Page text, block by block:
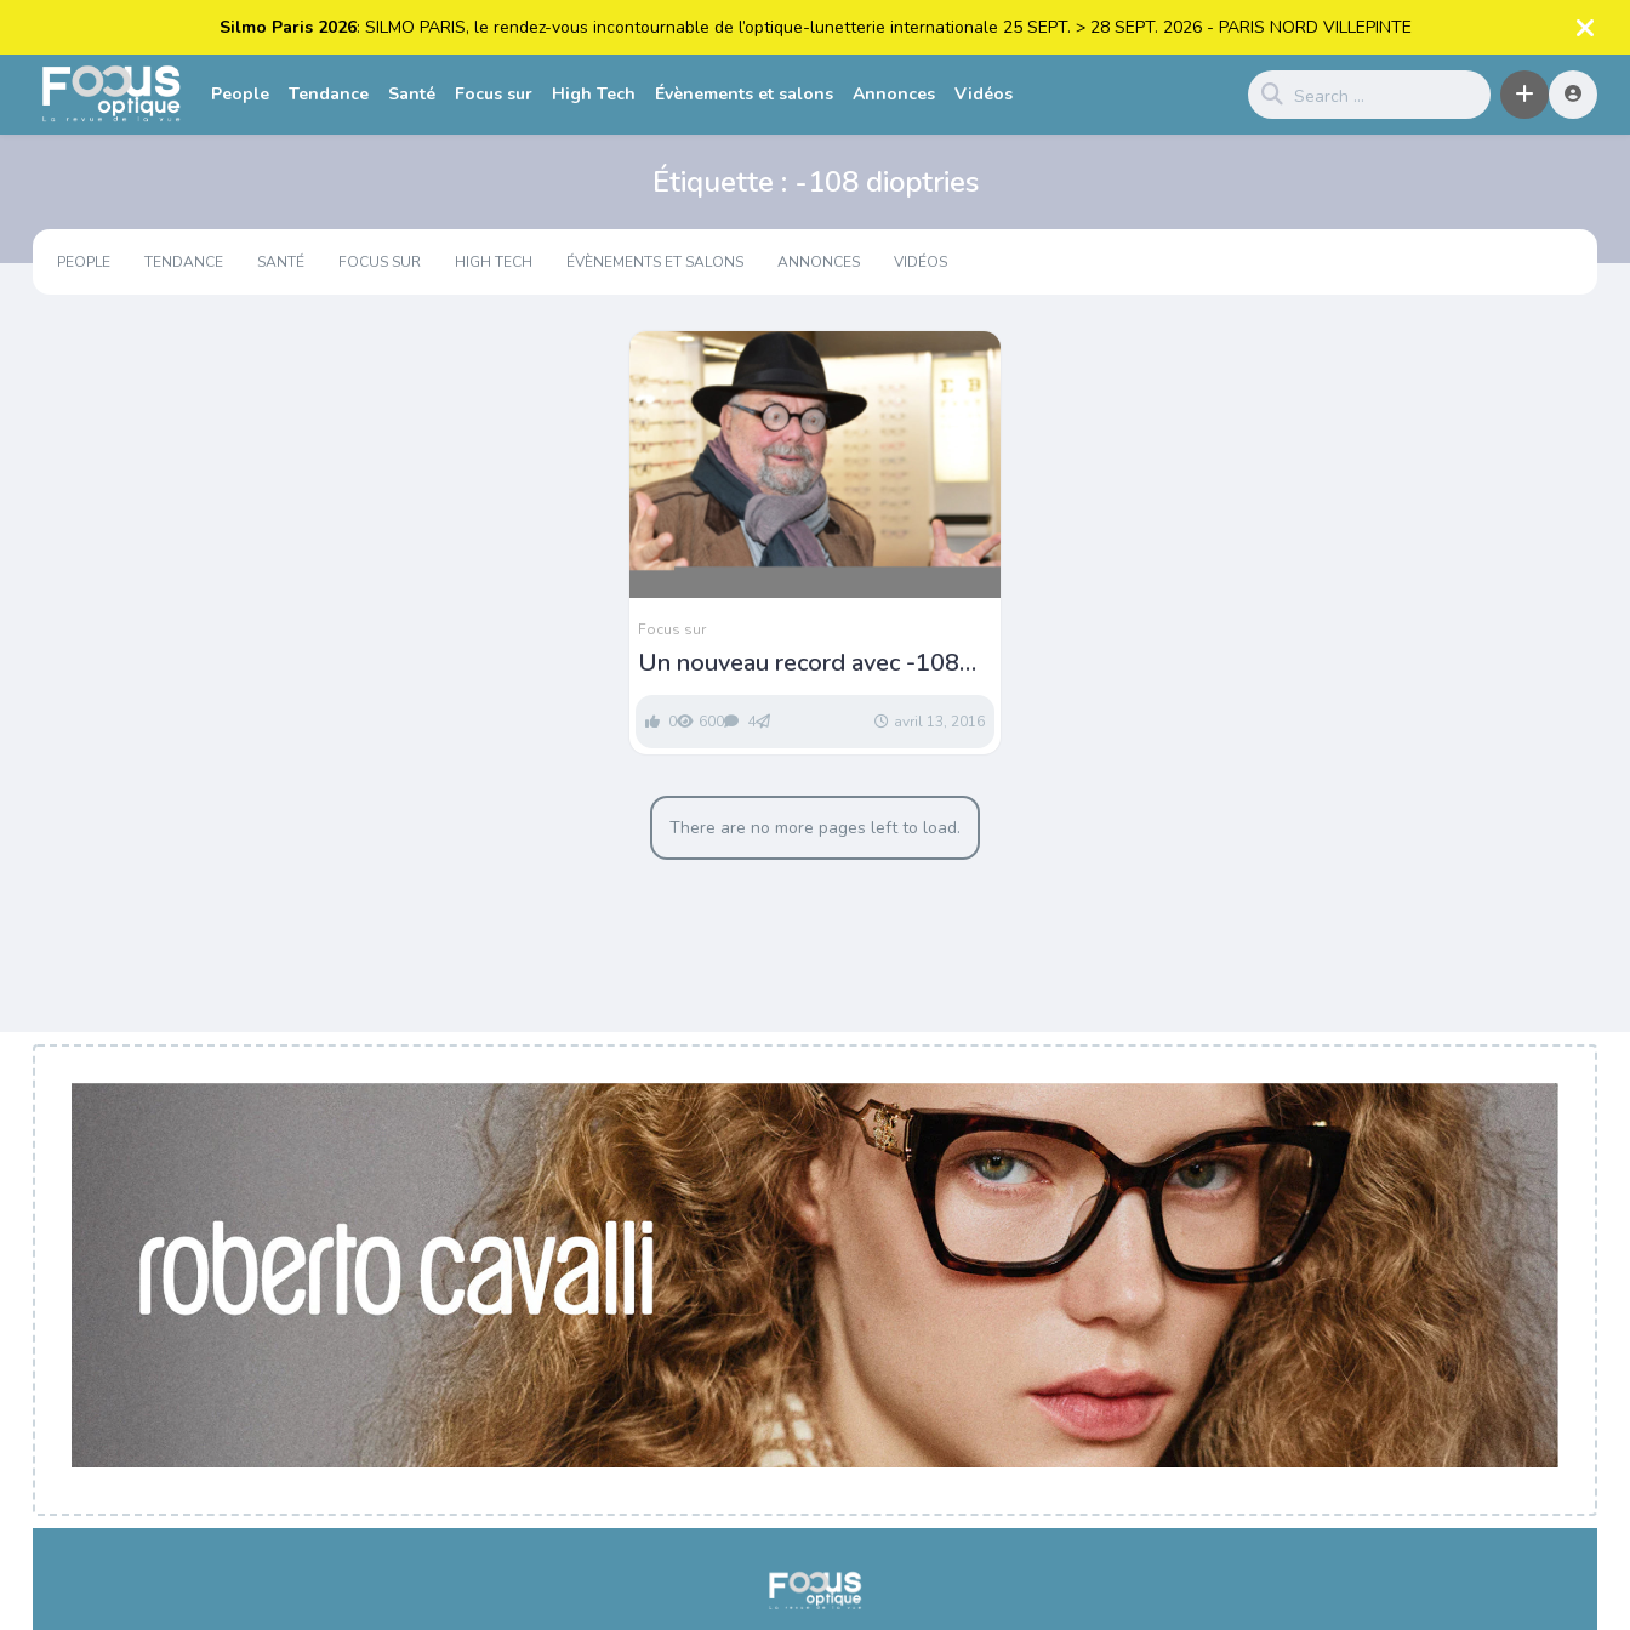
Silmo Paris 2026: SILMO PARIS, le rendez-vous incontournable de l’optique-lunetterie internationale 25 SEPT. > 28 SEPT. 2026 - PARIS NORD VILLEPINTE
People Tendance Santé Focus sur High Tech Évènements et salons Annonces Vidéos
Étiquette : -108 dioptries
PEOPLE TENDANCE SANTÉ FOCUS SUR HIGH TECH ÉVÈNEMENTS ET SALONS ANNONCES VIDÉOS
Focus sur
Un nouveau record avec -108
0 600 4 avril 13, 2016
There are no more pages left to load.